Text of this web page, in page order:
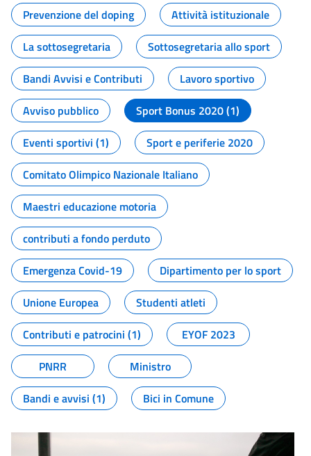
Prevenzione del doping
Attività istituzionale
La sottosegretaria
Sottosegretaria allo sport
Bandi Avvisi e Contributi
Lavoro sportivo
Avviso pubblico
Sport Bonus 2020 (1)
Eventi sportivi (1)
Sport e periferie 2020
Comitato Olimpico Nazionale Italiano
Maestri educazione motoria
contributi a fondo perduto
Emergenza Covid-19
Dipartimento per lo sport
Unione Europea
Studenti atleti
Contributi e patrocini (1)
EYOF 2023
PNRR
Ministro
Bandi e avvisi (1)
Bici in Comune